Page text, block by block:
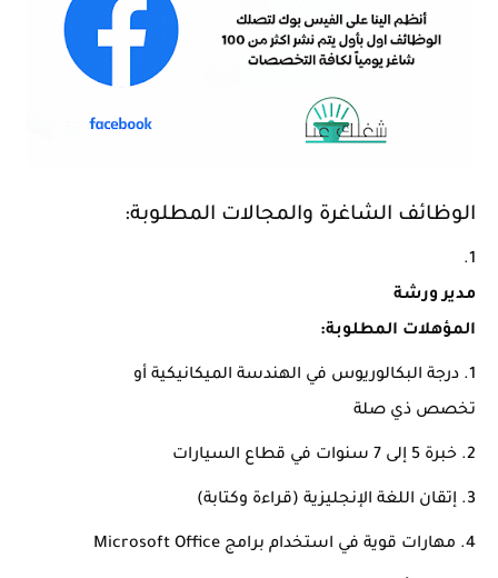
الوظائف الشاغرة والمجالات المطلوبة:
مدير ورشة
المؤهلات المطلوبة:
درجة البكالوريوس في الهندسة الميكانيكية أو
تخصص ذي صلة
خبرة 5 إلى 7 سنوات في قطاع السيارات
إتقان اللغة الإنجليزية (قراءة وكتابة)
مهارات قوية في استخدام برامج Microsoft Office